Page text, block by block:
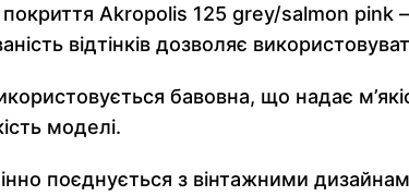
Akropolis 125 grey/salmon pink
відтінків дозволяє
бавовна, що надає
моделі.
поєднується з вінтажними